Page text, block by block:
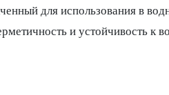
для использования в
и устойчивость к